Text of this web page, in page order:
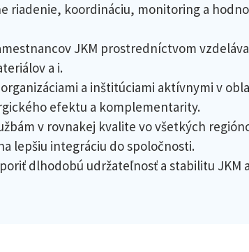
riadenie, koordináciu, monitoring a
JKM prostredníctvom
a i.
a inštitúciami aktívnymi v
efektu a komplementarity.
v rovnakej kvalite vo všetkých
lepšiu integráciu do spoločnosti.
dlhodobú udržateľnosť a stabilitu JKM